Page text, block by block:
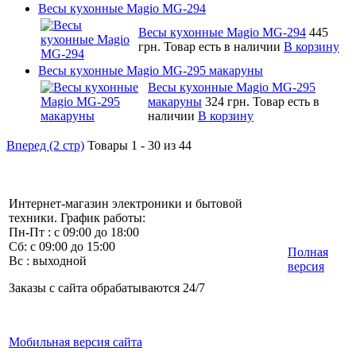
Весы кухонные Magio MG-294
Весы кухонные Magio MG-294 445
грн. Товар есть в наличии В корзину
Весы кухонные Magio MG-295 макаруны
Весы кухонные Magio MG-295
макаруны 324 грн. Товар есть в
наличии В корзину
Вперед (2 стр) Товары 1 - 30 из 44
Интернет-магазин электроники и бытовой
техники. График работы:
Пн-Пт : с 09:00 до 18:00
Сб: с 09:00 до 15:00
Вс : выходной
Заказы с сайта обрабатываются 24/7
Мобильная версия сайта
Полная
версия